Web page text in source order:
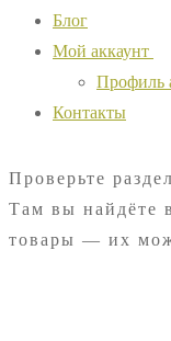
Блог
Мой аккаунт
Профиль
Контакты
Проверьте
Там вы найдёте
товары — их